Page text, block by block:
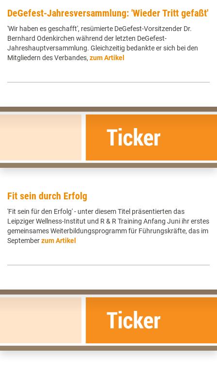
DeGefest-Jahresversammlung: 'Wieder Tritt gefaßt'
'Wir haben es geschafft', resümierte DeGefest-Vorsitzender Dr.
Bernhard Odenkirchen während der letzten DeGefest-
Jahreshauptversammlung. Gleichzeitig bedankte er sich bei den
Mitgliedern des Verbandes, zum Artikel
Fit sein durch Erfolg
'Fit sein für den Erfolg' - unter diesem Titel präsentierten das
Leipziger Wellness-Institut und R & R Training Anfang Juni ihr erstes
gemeinsames Weiterbildungsprogramm für Führungskräfte, das im
Septemberzum Artikel